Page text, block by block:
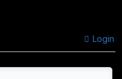
Login